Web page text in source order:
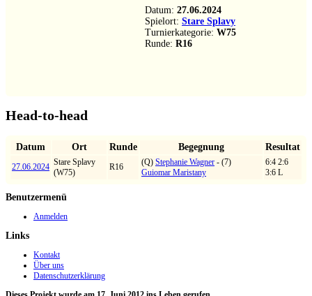
Datum: 27.06.2024
Spielort: Stare Splavy
Turnierkategorie: W75
Runde: R16
Head-to-head
Datum Ort Runde Begegnung Resultat
27.06.2024 Stare Splavy
(W75)
R16 (Q) Stephanie Wagner - (7)
Guiomar Maristany
6:4 2:6
3:6 L
Benutzermenü
Anmelden
Links
Kontakt
Über uns
Datenschutzerklärung